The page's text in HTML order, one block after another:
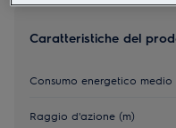
Caratteristiche del
Consumo energetico medio
Raggio d'azione (m)